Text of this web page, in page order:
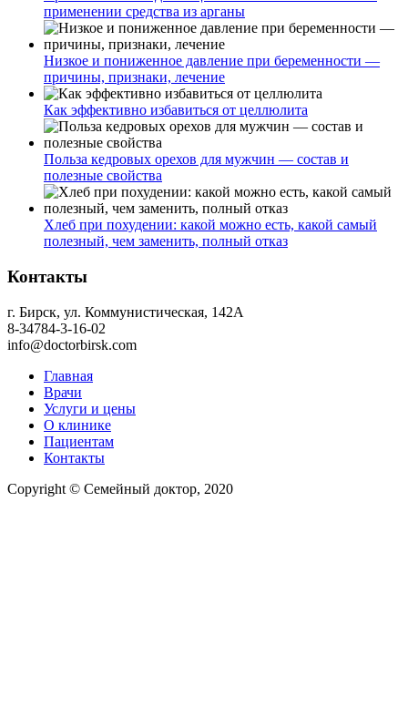
применении средства из арганы
Низкое и пониженное давление при беременности —
причины, признаки, лечение
Как эффективно избавиться от целлюлита
Польза кедровых орехов для мужчин — состав и
полезные свойства
Хлеб при похудении: какой можно есть, какой самый
полезный, чем заменить, полный отказ
Контакты
г. Бирск, ул. Коммунистическая, 142А
8-34784-3-16-02
info@doctorbirsk.com
Главная
Врачи
Услуги и цены
О клинике
Пациентам
Контакты
Copyright © Семейный доктор, 2020